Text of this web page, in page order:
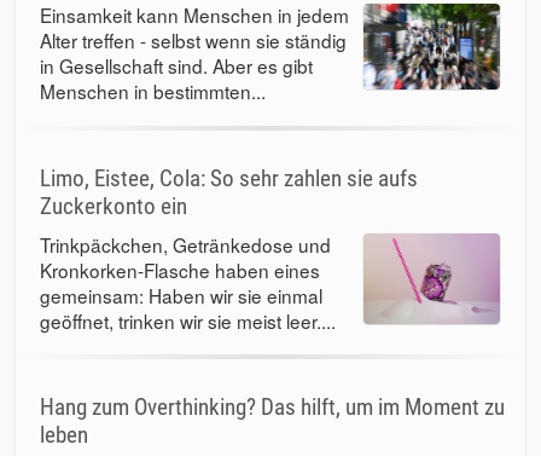
Einsamkeit kann Menschen in jedem
Alter treffen - selbst wenn sie ständig
in Gesellschaft sind. Aber es gibt
Menschen in bestimmten...
Limo, Eistee, Cola: So sehr zahlen sie aufs
Zuckerkonto ein
Trinkpäckchen, Getränkedose und
Kronkorken-Flasche haben eines
gemeinsam: Haben wir sie einmal
geöffnet, trinken wir sie meist leer....
Hang zum Overthinking? Das hilft, um im Moment zu
leben